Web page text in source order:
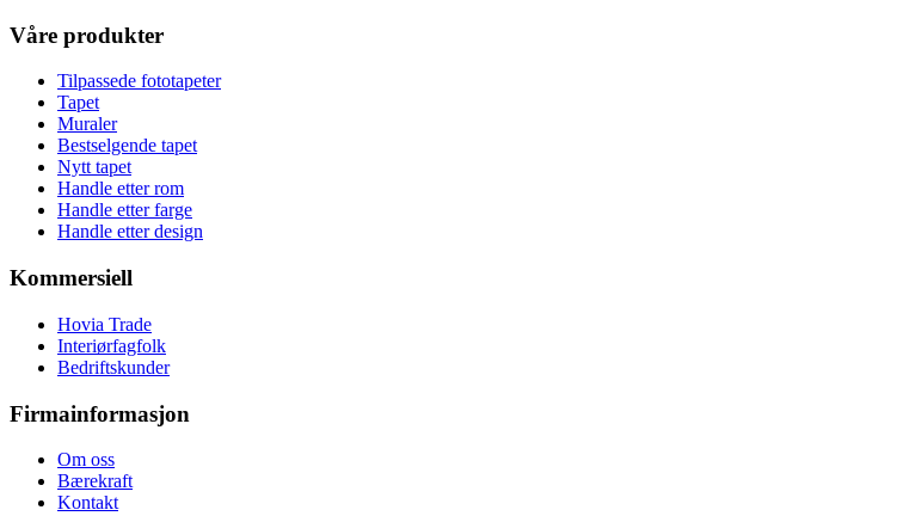
Våre produkter
Tilpassede fototapeter
Tapet
Muraler
Bestselgende tapet
Nytt tapet
Handle etter rom
Handle etter farge
Handle etter design
Kommersiell
Hovia Trade
Interiørfagfolk
Bedriftskunder
Firmainformasjon
Om oss
Bærekraft
Kontakt